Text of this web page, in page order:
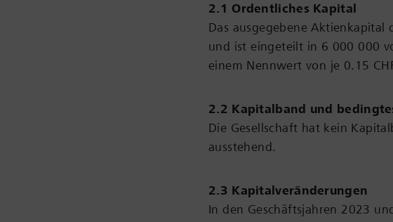
2.1 Ordentliches Kapital
Das ausgegebene Aktienkapital
und ist eingeteilt in 6 000 000
einem Nennwert von je 0.15
2.2 Kapitalband und
Die Gesellschaft hat kein
ausstehend.
2.3 Kapitalveränderungen
In den Geschäftsjahren 2023